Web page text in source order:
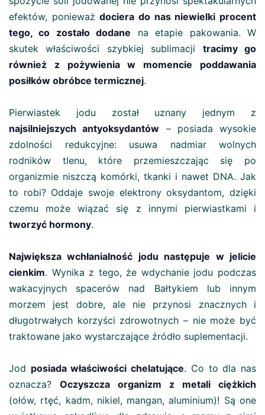
efektów, ponieważdociera do nas niewielki procent
tego, co zostało dodane na etapie pakowania. W
skutek właściwości szybkiej sublimacji tracimy go
również z pożywienia w momencie poddawania
posiłków obróbce termicznej.
Pierwiastek jodu został uznany jednym z
najsilniejszych antyoksydantów – posiada wysokie
zdolności redukcyjne: usuwa nadmiar wolnych
rodników tlenu, które przemieszczając się po
organizmie niszczą komórki, tkanki i nawet DNA. Jak
to robi? Oddaje swoje elektrony oksydantom, dzięki
czemu może wiązać się z innymi pierwiastkami i
tworzyć hormony.
Największa wchłanialność jodu następuje w jelicie
cienkim. Wynika z tego, że wdychanie jodu podczas
wakacyjnych spacerów nad Bałtykiem lub innym
morzem jest dobre, ale nie przynosi znacznych i
długotrwałych korzyści zdrowotnych – nie może być
traktowane jako wystarczające źródło suplementacji.
Jod posiada właściwości chelatujące. Co to dla nas
oznacza? Oczyszcza organizm z metali ciężkich
(ołów, rtęć, kadm, nikiel, mangan, aluminium)! Są one